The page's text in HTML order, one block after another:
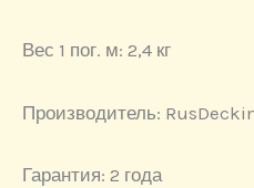
Вес 1 пог. м: 2,4 кг
Производитель:
Гарантия: 2 года